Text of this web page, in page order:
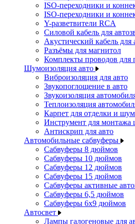
ISO-переходники и
ISO-переходники и
Y-разветвители RCA
Силовой кабель для
Акустический кабель для
Разъёмы для магнитол
Комплекты проводов для
Шумоизоляция авто
Виброизоляция для авто
Звукопоглощение в авто
Звукоизоляция
Теплоизоляция
Карпет для отделки и
Инструмент для монтажа
Антискрип для авто
Автомобильные сабвуферы
Сабвуферы 8 дюймов
Сабвуферы 10 дюймов
Сабвуферы 12 дюймов
Сабвуферы 15 дюймов
Сабвуферы активные
Сабвуферы 6,5 дюймов
Сабвуферы 6x9 дюймов
Автосвет
Лампы галогеновые для